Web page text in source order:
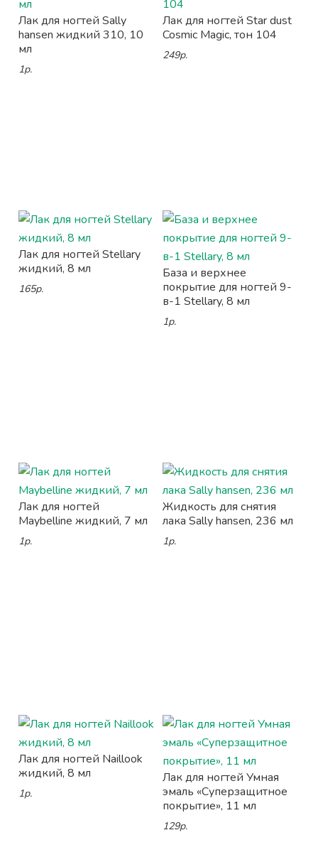
Лак для ногтей Sally
hansen жидкий 310, 10
мл
1р.
Лак для ногтей Star dust
Cosmic Magic, тон 104
249р.
Лак для ногтей Stellary
жидкий, 8 мл
165р.
База и верхнее
покрытие для ногтей 9-
в-1 Stellary, 8 мл
1р.
Лак для ногтей
Maybelline жидкий, 7 мл
1р.
Жидкость для снятия
лака Sally hansen, 236 мл
1р.
Лак для ногтей Naillook
жидкий, 8 мл
1р.
Лак для ногтей Умная
эмаль «Суперзащитное
покрытие», 11 мл
129р.